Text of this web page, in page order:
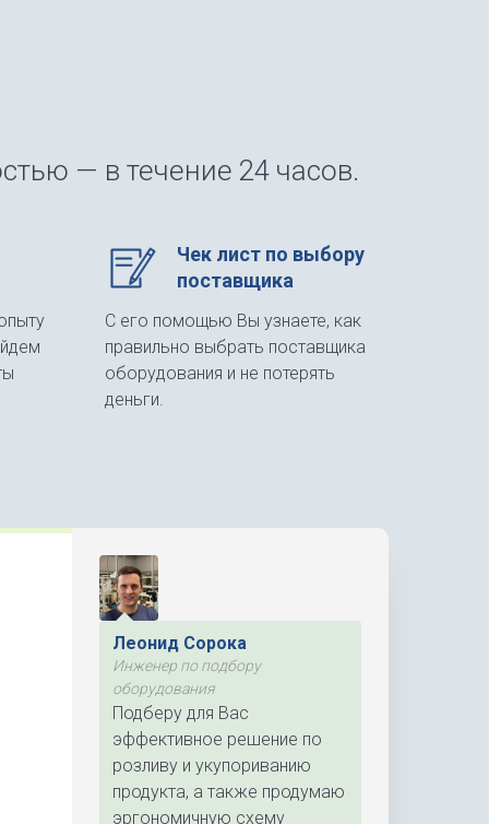
— в течение 24 часов.
Чек лист по выбору
поставщика
С его помощью Вы узнаете, как
правильно выбрать поставщика
оборудования и не потерять
деньги.
Леонид Сорока
Инженер по подбору
оборудования
Подберу для Вас
эффективное решение по
розливу и укупориванию
продукта, а также продумаю
эргономичную схему